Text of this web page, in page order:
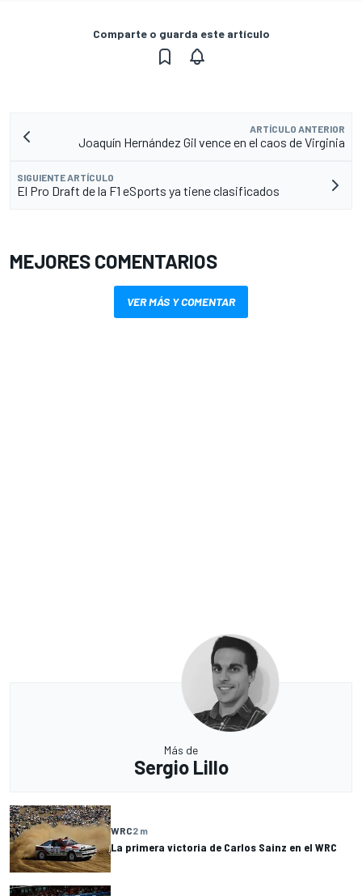
Comparte o guarda este artículo
ARTÍCULO ANTERIOR
Joaquín Hernández Gil vence en el caos de Virginia
SIGUIENTE ARTÍCULO
El Pro Draft de la F1 eSports ya tiene clasificados
MEJORES COMENTARIOS
VER MÁS Y COMENTAR
Más de
Sergio Lillo
WRC2 m
La primera victoria de Carlos Sainz en el WRC